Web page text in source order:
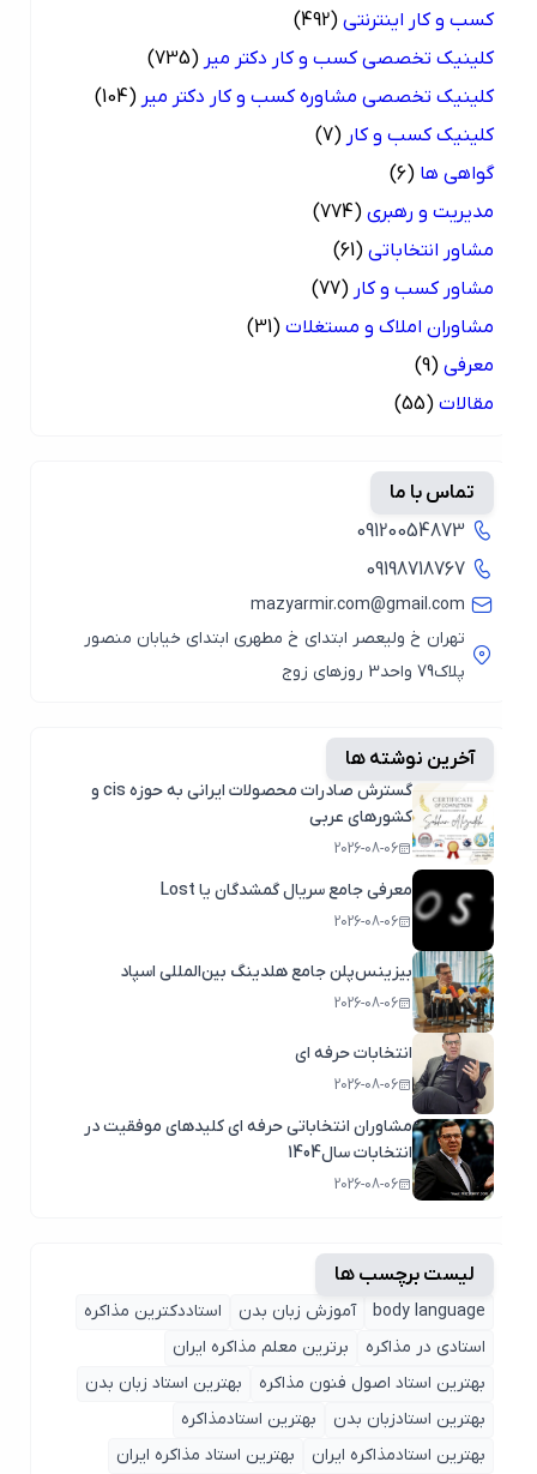
کسب و کار اینترنتی (492)
کلینیک تخصصی کسب و کار دکتر میر (735)
کلینیک تخصصی مشاوره کسب و کار دکتر میر (104)
کلینیک کسب و کار (7)
گواهی ها (6)
مدیریت و رهبری (774)
مشاور انتخاباتی (61)
مشاور کسب و کار (77)
مشاوران املاک و مستغلات (31)
معرفی (9)
مقالات (55)
تماس با ما
09120054873
09198718767
mazyarmir.com@gmail.com
تهران خ ولیعصر ابتدای خ مطهری ابتدای خیابان منصور
آخرین نوشته ها
گسترش صادرات محصولات ایرانی به حوزه cis و
کشورهای عربی
2026-08-06
معرفی جامع سریال گمشدگان یا Lost
2026-08-06
بیزینس‌پلن جامع هلدینگ بین‌المللی اسپاد
2026-08-06
انتخابات حرفه ای
2026-08-06
مشاوران انتخاباتی حرفه ای کلیدهای موفقیت در
انتخابات سال1404
2026-08-06
لیست برچسب ها
body language آموزش زبان بدن
استاددکترین مذاکره
استادی در مذاکره
برترین معلم مذاکره ایران
بهترین استاد اصول ‌فنون مذاکره
بهترین استاد زبان بدن
بهترین استادزبان بدن
بهترین استادمذاکره
بهترین استادمذاکره ایران
بهترین استاد مذاکره ایران